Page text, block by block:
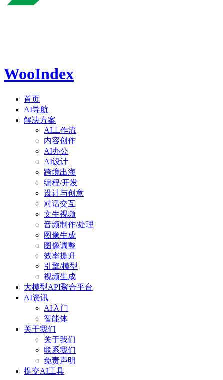
WooIndex
首页
AI导航
解决方案
AI工作流
内容创作
AI办公
AI设计
跨境出海
编程/开发
设计与创意
对话交互
文生视频
音频制作/处理
图像生成
图像调整
效率提升
引擎/模型
视频生成
大模型API聚合平台
AI资讯
AI入门
智能体
关于我们
关于我们
联系我们
免责声明
提交AI工具